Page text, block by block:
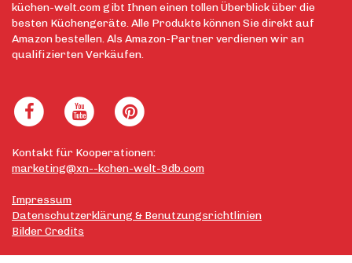
küchen-welt.com gibt Ihnen einen tollen Überblick über die
besten Küchengeräte. Alle Produkte können Sie direkt auf
Amazon bestellen. Als Amazon-Partner verdienen wir an
qualifizierten Verkäufen.
Kontakt für Kooperationen:
marketing@xn--kchen-welt-9db.com
Impressum
Datenschutzerklärung & Benutzungsrichtlinien
Bilder Credits